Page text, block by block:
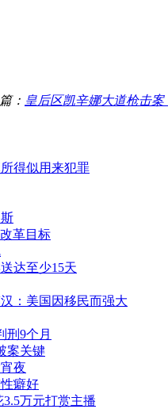
： 皇后区凯辛娜大道枪击
得似用来犯罪
革目标
达至少15天
：美国因移民而强大
刑9个月
案关键
夜
癖好
万元打赏主播